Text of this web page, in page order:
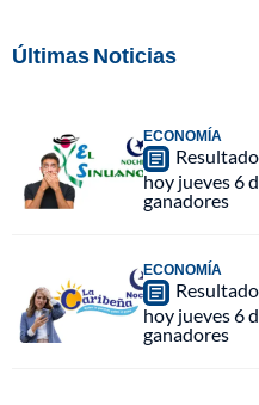
Últimas Noticias
ECONOMÍA
hoy jueves 6
ganadores
ECONOMÍA
hoy jueves 6
ganadores